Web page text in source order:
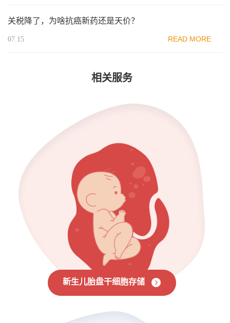
关税降了，为啥抗癌新药还是天价？
07.15 READ MORE
相关服务
新生儿胎盘干细胞存储